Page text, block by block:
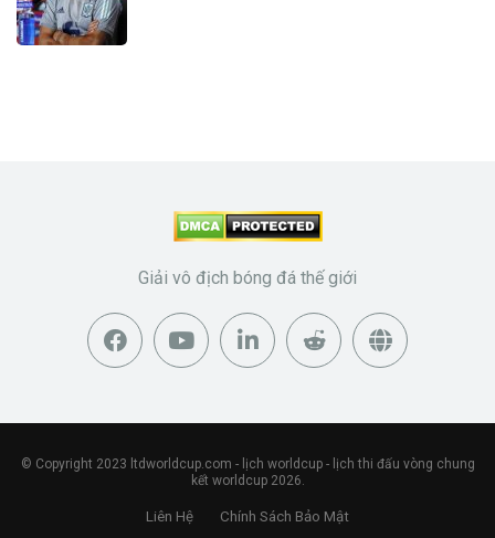
Giải vô địch bóng đá thế giới
© Copyright 2023 ltdworldcup.com - lịch worldcup - lịch thi đấu vòng chung
kết worldcup 2026.
Liên Hệ Chính Sách Bảo Mật